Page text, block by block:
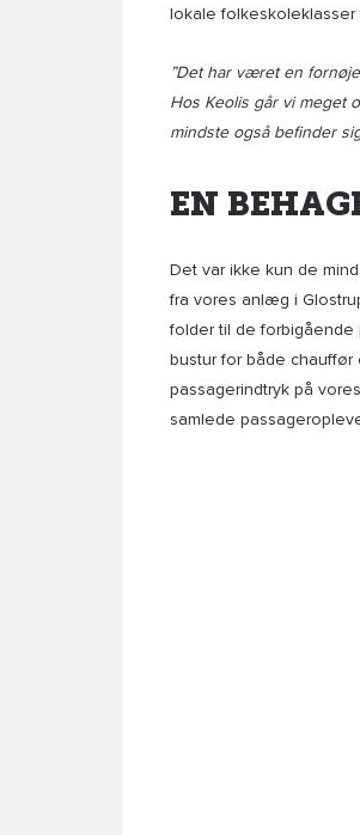
lokale folkeskoleklasser
”Det har været en
Hos Keolis går vi meget
mindste også befinder
EN
Det var ikke kun de
fra vores anlæg i
folder til de forbigående
bustur for både chauffør
passagerindtryk på
samlede